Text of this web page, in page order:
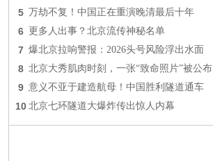
5 万劫不复！中国正在重演晚清最后十年
6 更多人出事？北京流传神秘名单
7 爆北京拉响警报：2026头号风险浮出水面
8 北京大秀肌肉时刻，一张“致命照片”被公布
9 意义不亚于建造航母！中国胜利隧道通车
10 北京七环隧道大爆炸传出惊人内幕